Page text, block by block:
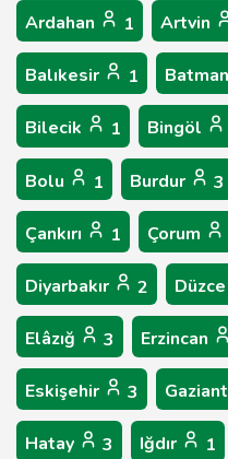
Ardahan 1 Artvin
Balıkesir 1 Batman
Bilecik 1 Bingöl
Bolu 1 Burdur 3
Çankırı 1 Çorum
Diyarbakır 2 Düzce
Elâzığ 3 Erzincan
Eskişehir 3
Hatay 3 Iğdır 1